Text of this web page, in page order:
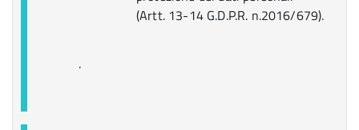
(Artt. 13-14 G.D.P.R. n.2016/679).
.